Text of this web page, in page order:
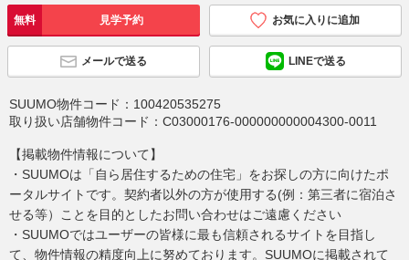
無料 見学予約 お気に入りに追加
メールで送る LINEで送る
SUUMO物件コード： 100420535275
取り扱い店舗物件コード： C03000176-000000000004300-0011
【掲載物件情報について】
・SUUMOは「自ら居住するための住宅」をお探しの方に向けたポ
ータルサイトです。契約者以外の方が使用する(例：第三者に宿泊さ
せる等）ことを目的としたお問い合わせはご遠慮ください
・SUUMOではユーザーの皆様に最も信頼されるサイトを目指し
て、物件情報の精度向上に努めております。SUUMOに掲載されて